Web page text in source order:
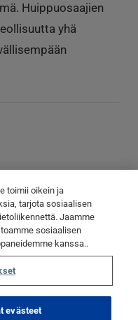
Huippuosaajien
yhä
Evästekäytännöt
toimii oikein ja
tarjota sosiaalisen
Jaamme
sosiaalisen
kanssa..
evästeet